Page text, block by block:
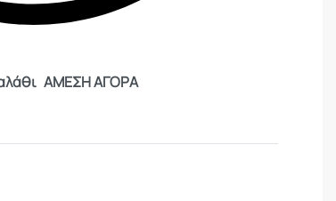
ΑΜΕΣΗ ΑΓΟΡΑ